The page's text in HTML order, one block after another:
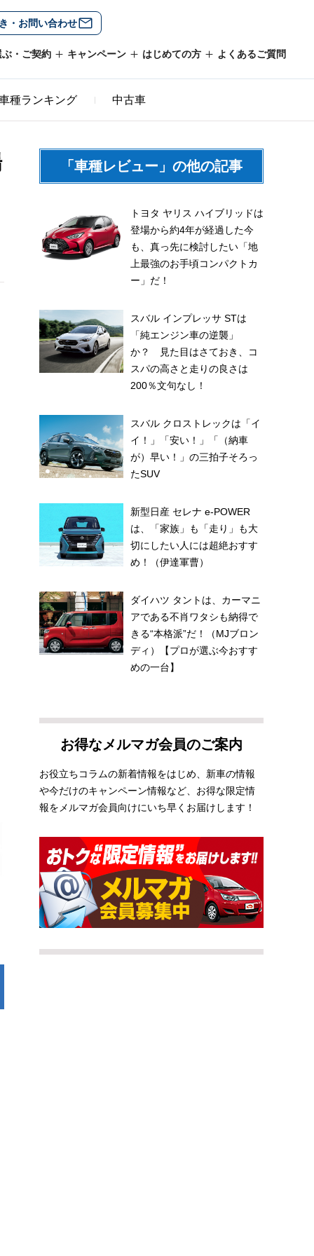
・お問い合わせ
・ご契約 キャンペーン はじめての方 よくあるご質問
種ランキング 中古車
「車種レビュー」の他の記事
トヨタ ヤリス ハイブリッドは
登場から約4年が経過した今
も、真っ先に検討したい「地
上最強のお手頃コンパクトカ
ー」だ！
スバル インプレッサ STは
「純エンジン車の逆襲」
か？ 見た目はさておき、コ
スパの高さと走りの良さは
200％文句なし！
スバル クロストレックは「イ
イ！」「安い！」「（納車
が）早い！」の三拍子そろっ
たSUV
新型日産 セレナ e-POWER
は、「家族」も「走り」も大
切にしたい人には超絶おすす
め！（伊達軍曹）
ダイハツ タントは、カーマニ
アである不肖ワタシも納得で
きる“本格派”だ！（MJブロン
ディ）【プロが選ぶ今おすす
めの一台】
お得なメルマガ会員のご案内
お役立ちコラムの新着情報をはじめ、新車の情報
や今だけのキャンペーン情報など、お得な限定情
報をメルマガ会員向けにいち早くお届けします！